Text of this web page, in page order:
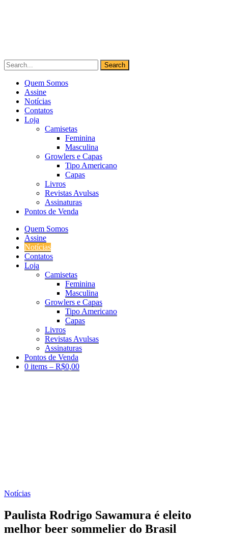
Quem Somos
Assine
Notícias
Contatos
Loja
Camisetas
Feminina
Masculina
Growlers e Capas
Tipo Americano
Capas
Livros
Revistas Avulsas
Assinaturas
Pontos de Venda
Quem Somos
Assine
Notícias
Contatos
Loja
Camisetas
Feminina
Masculina
Growlers e Capas
Tipo Americano
Capas
Livros
Revistas Avulsas
Assinaturas
Pontos de Venda
0 items – R$0,00
Notícias
Paulista Rodrigo Sawamura é eleito
melhor beer sommelier do Brasil